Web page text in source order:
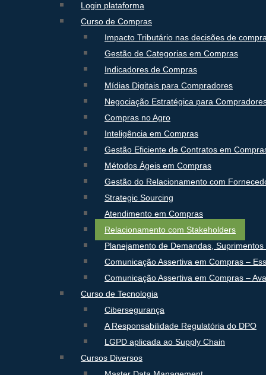
Login plataforma
Curso de Compras
Impacto Tributário nas decisões de
Gestão de Categorias em Compras
Indicadores de Compras
Mídias Digitais para Compradores
Negociação Estratégica para
Compras no Agro
Inteligência em Compras
Gestão Eficiente de Contratos em
Métodos Ágeis em Compras
Gestão do Relacionamento com
Strategic Sourcing
Atendimento em Compras
Relacionamento com Stakeholders
Planejamento de Demandas,
Comunicação Assertiva em Compras –
Comunicação Assertiva em Compras –
Curso de Tecnologia
Cibersegurança
A Responsabilidade Regulatória do DPO
LGPD aplicada ao Supply Chain
Cursos Diversos